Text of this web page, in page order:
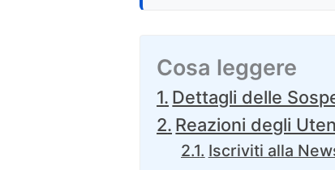
Cosa leggere
Dettagli delle
Reazioni degli
Iscriviti alla